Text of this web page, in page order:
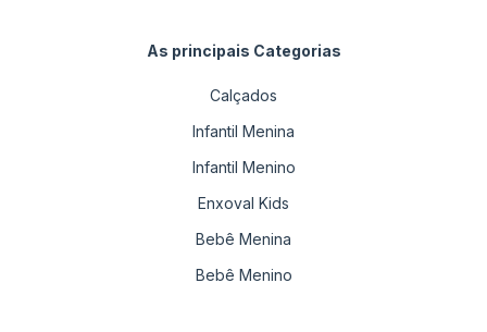
As principais Categorias
Calçados
Infantil Menina
Infantil Menino
Enxoval Kids
Bebê Menina
Bebê Menino